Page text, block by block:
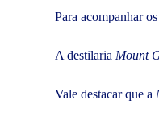
Para acompanhar
A destilaria Mount
Vale destacar que a